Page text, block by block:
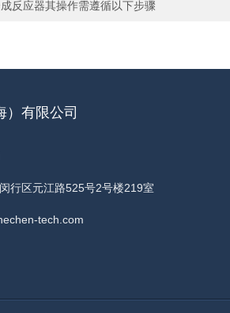
反应器其操作需遵循以下步骤
）有限公司
行区元江路525号2号楼219室
tech.com